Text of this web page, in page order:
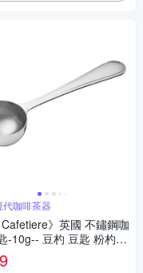
代咖啡茶器
Cafetiere》英國 不鏽鋼咖
-10g-- 豆杓 豆匙 粉杓